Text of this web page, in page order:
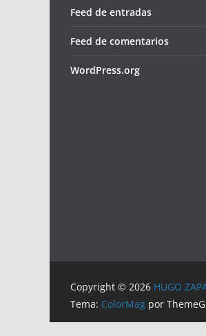
Feed de entradas
Feed de comentarios
WordPress.org
Copyright © 2026 HUGO
Tema: ColorMag por